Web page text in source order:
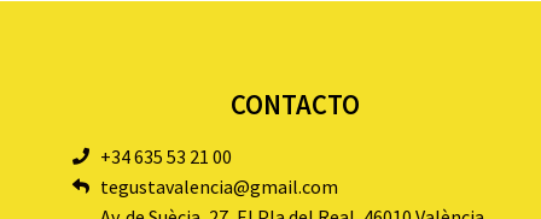
CONTACTO
+34 635 53 21 00
tegustavalencia@gmail.com